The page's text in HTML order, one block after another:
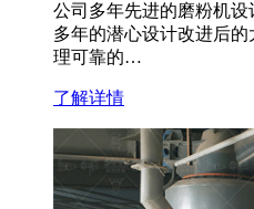
公司多年先进的磨粉机
多年的潜心设计改进后
理可靠的…
了解详情